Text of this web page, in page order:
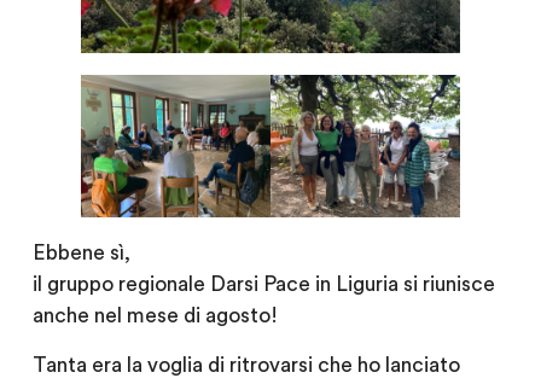
Ebbene sì,
il gruppo regionale Darsi Pace in Liguria si riunisce
anche nel mese di agosto!
Tanta era la voglia di ritrovarsi che ho lanciato